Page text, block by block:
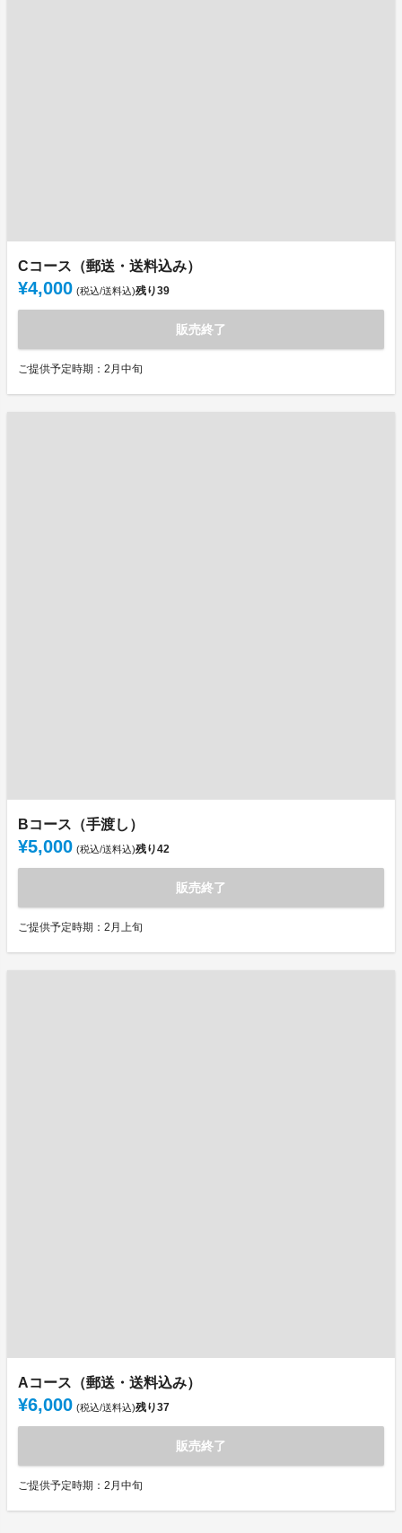
Cコース（郵送・送料込み）
¥4,000 (税込/送料込)残り39
販売終了
ご提供予定時期：2月中旬
Bコース（手渡し）
¥5,000 (税込/送料込)残り42
販売終了
ご提供予定時期：2月上旬
Aコース（郵送・送料込み）
¥6,000 (税込/送料込)残り37
販売終了
ご提供予定時期：2月中旬